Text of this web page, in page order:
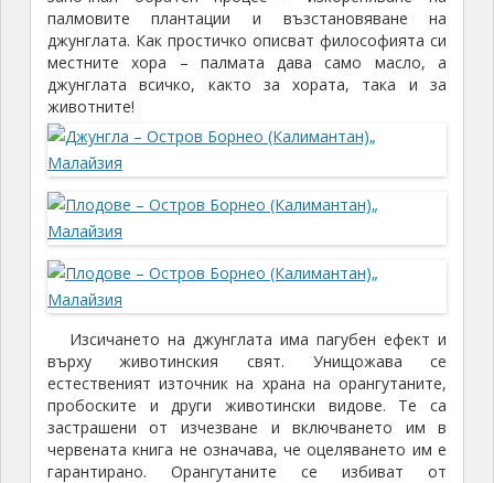
палмовите плантации и възстановяване на
джунглата. Как простичко описват философията си
местните хора – палматa дава само масло, а
джунглата всичко, както за хората, така и за
животните!
Изсичането на джунглата има пагубен ефект и
върху животинския свят. Унищожава се
естественият източник на храна на орангутаните,
пробоските и други животински видове. Те са
застрашени от изчезване и включването им в
червената книга не означава, че оцеляването им е
гарантирано. Орангутаните се избиват от